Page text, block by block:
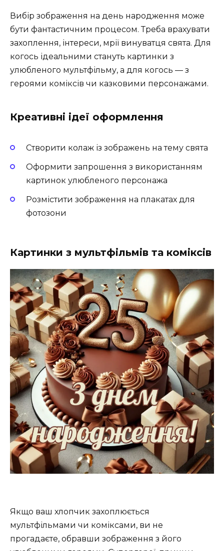
Вибір зображення на день народження може
бути фантастичним процесом. Треба врахувати
захоплення, інтереси, мрії винуватця свята. Для
когось ідеальними стануть картинки з
улюбленого мультфільму, а для когось — з
героями коміксів чи казковими персонажами.
Креативні ідеї оформлення
Створити колаж із зображень на тему свята
Оформити запрошення з використанням
картинок улюбленого персонажа
Розмістити зображення на плакатах для
фотозони
Картинки з мультфільмів та коміксів
Якщо ваш хлопчик захоплюється
мультфільмами чи коміксами, ви не
прогадаєте, обравши зображення з його